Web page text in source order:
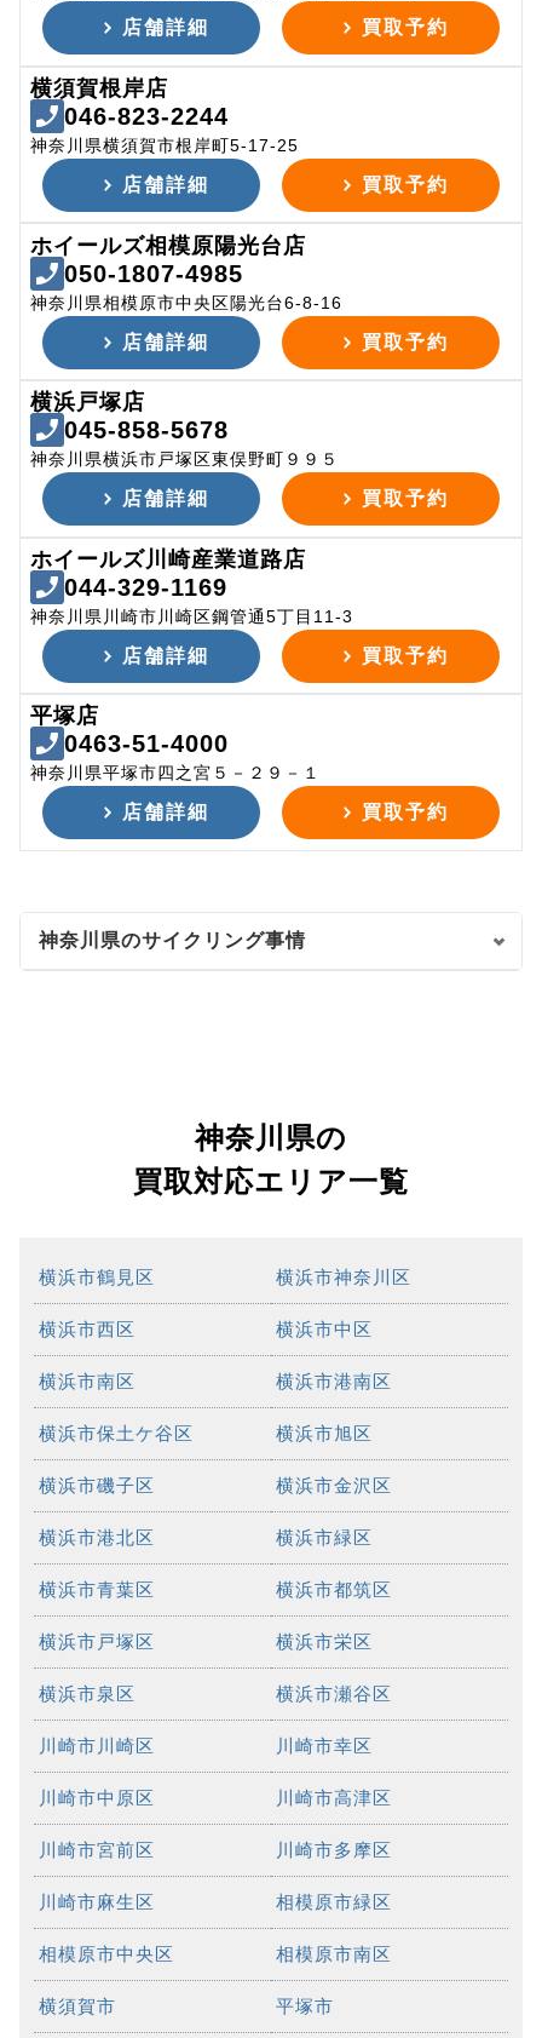
店舗詳細 買取予約
横須賀根岸店
046-823-2244
神奈川県横須賀市根岸町5-17-25
店舗詳細 買取予約
ホイールズ相模原陽光台店
050-1807-4985
神奈川県相模原市中央区陽光台6-8-16
店舗詳細 買取予約
横浜戸塚店
045-858-5678
神奈川県横浜市戸塚区東俣野町９９５
店舗詳細 買取予約
ホイールズ川崎産業道路店
044-329-1169
神奈川県川崎市川崎区鋼管通5丁目11-3
店舗詳細 買取予約
平塚店
0463-51-4000
神奈川県平塚市四之宮５－２９－１
店舗詳細 買取予約
神奈川県のサイクリング事情
神奈川県の
買取対応エリア一覧
横浜市鶴見区 横浜市神奈川区
横浜市西区 横浜市中区
横浜市南区 横浜市港南区
横浜市保土ケ谷区 横浜市旭区
横浜市磯子区 横浜市金沢区
横浜市港北区 横浜市緑区
横浜市青葉区 横浜市都筑区
横浜市戸塚区 横浜市栄区
横浜市泉区 横浜市瀬谷区
川崎市川崎区 川崎市幸区
川崎市中原区 川崎市高津区
川崎市宮前区 川崎市多摩区
川崎市麻生区 相模原市緑区
相模原市中央区 相模原市南区
横須賀市 平塚市